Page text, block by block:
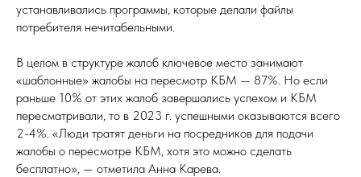
устанавливались программы, которые делали файлы
потребителя нечитабельными.
В целом в структуре жалоб ключевое место занимают
«шаблонные» жалобы на пересмотр КБМ — 87%. Но если
раньше 10% от этих жалоб завершались успехом и КБМ
пересматривали, то в 2023 г. успешными оказываются всего
2-4%. «Люди тратят деньги на посредников для подачи
жалобы о пересмотре КБМ, хотя это можно сделать
бесплатно», — отметила Анна Карева.